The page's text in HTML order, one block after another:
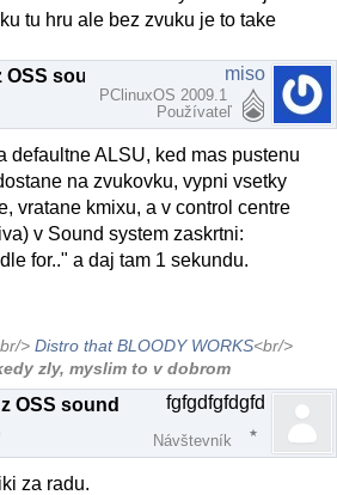
tu hru ale bez zvuku je to take
sound
miso
PClinuxOS 2009.1
Používateľ
defaultne ALSU, ked mas pustenu
na zvukovku, vypni vsetky
vratane kmixu, a v control centre
v Sound system zaskrtni:
for.." a daj tam 1 sekundu.
>Distro that BLOODY WORKS<br/>
zly, myslim to v dobrom
OSS sound fgfgdfgfdgfd
Návštevník
za radu.